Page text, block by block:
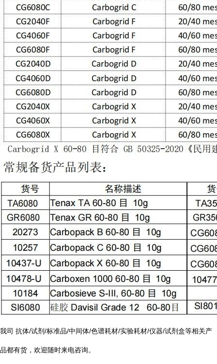
我司 抗体/试剂/标准品/中间体/色谱耗材/实验耗材/仪器/试剂盒等相关产
品都有货，欢迎随时来电咨询。